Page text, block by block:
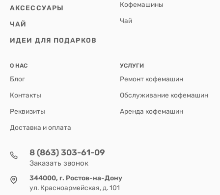
АКСЕССУАРЫ
ЧАЙ
ИДЕИ ДЛЯ ПОДАРКОВ
Кофемашины
Чай
О НАС
Блог
Контакты
Реквизиты
Доставка и оплата
УСЛУГИ
Ремонт кофемашин
Обслуживание кофемашин
Аренда кофемашин
8 (863) 303-61-09
Заказать звонок
344000, г. Ростов-на-Дону
ул. Красноармейская, д. 101